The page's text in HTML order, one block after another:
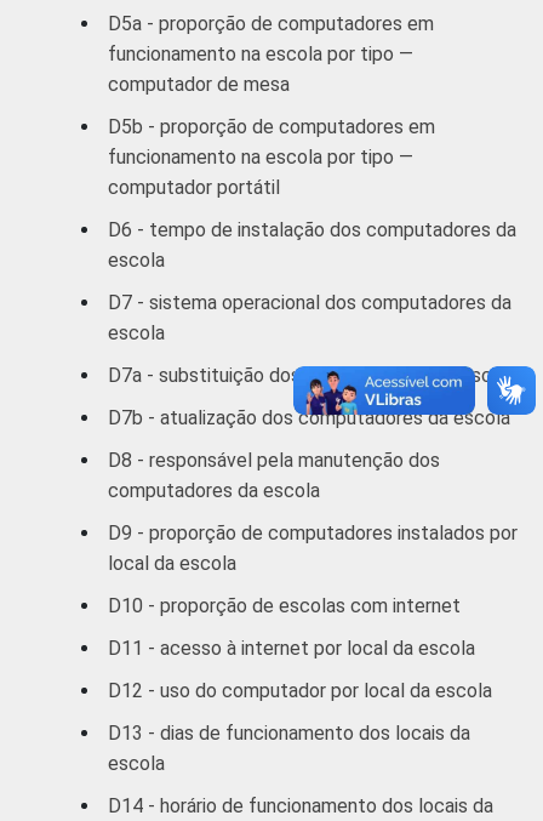
D5a - proporção de computadores em
funcionamento na escola por tipo —
computador de mesa
D5b - proporção de computadores em
funcionamento na escola por tipo —
computador portátil
D6 - tempo de instalação dos computadores da
escola
D7 - sistema operacional dos computadores da
escola
D7a - substituição dos computadores da escola
D7b - atualização dos computadores da escola
D8 - responsável pela manutenção dos
computadores da escola
D9 - proporção de computadores instalados por
local da escola
D10 - proporção de escolas com internet
D11 - acesso à internet por local da escola
D12 - uso do computador por local da escola
D13 - dias de funcionamento dos locais da
escola
D14 - horário de funcionamento dos locais da